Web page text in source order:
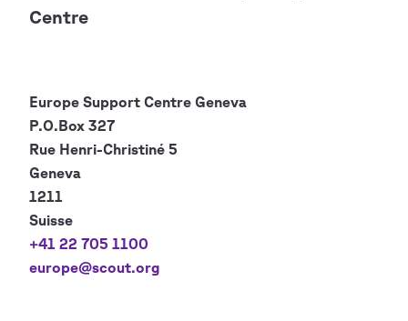
Centre
Europe Support Centre Geneva
P.O.Box 327
Rue Henri-Christiné 5
Geneva
1211
Suisse
+41 22 705 1100
europe@scout.org